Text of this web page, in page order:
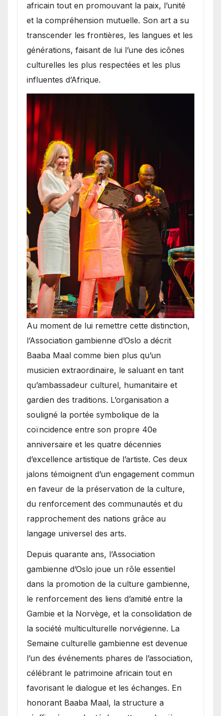
africain tout en promouvant la paix, l’unité
et la compréhension mutuelle. Son art a su
transcender les frontières, les langues et les
générations, faisant de lui l’une des icônes
culturelles les plus respectées et les plus
influentes d’Afrique.
​Au moment de lui remettre cette distinction,
l’Association gambienne d’Oslo a décrit
Baaba Maal comme bien plus qu’un
musicien extraordinaire, le saluant en tant
qu’ambassadeur culturel, humanitaire et
gardien des traditions. L’organisation a
souligné la portée symbolique de la
coïncidence entre son propre 40e
anniversaire et les quatre décennies
d’excellence artistique de l’artiste. Ces deux
jalons témoignent d’un engagement commun
en faveur de la préservation de la culture,
du renforcement des communautés et du
rapprochement des nations grâce au
langage universel des arts.
​Depuis quarante ans, l’Association
gambienne d’Oslo joue un rôle essentiel
dans la promotion de la culture gambienne,
le renforcement des liens d’amitié entre la
Gambie et la Norvège, et la consolidation de
la société multiculturelle norvégienne. La
Semaine culturelle gambienne est devenue
l’un des événements phares de l’association,
célébrant le patrimoine africain tout en
favorisant le dialogue et les échanges. En
honorant Baaba Maal, la structure a